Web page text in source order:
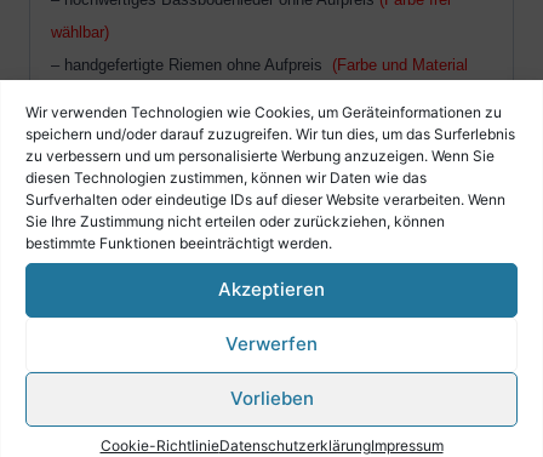
Wir verwenden Technologien wie Cookies, um Geräteinformationen zu
speichern und/oder darauf zuzugreifen. Wir tun dies, um das Surferlebnis
zu verbessern und um personalisierte Werbung anzuzeigen. Wenn Sie
diesen Technologien zustimmen, können wir Daten wie das
Surfverhalten oder eindeutige IDs auf dieser Website verarbeiten. Wenn
Sie Ihre Zustimmung nicht erteilen oder zurückziehen, können
bestimmte Funktionen beeinträchtigt werden.
Akzeptieren
Verwerfen
Vorlieben
Cookie-RichtlinieDatenschutzerklärungImpressum
wählbar)
– handgefertigte Riemen ohne Aufpreis (Farbe und Material
Rucksack, Riemen, Bassbodenleder oder auch Holzknöpfe
können von ihnen frei gewählt werden. Die Harmonika wird
Die verschiedenen Rucksäcke, Riemen, Bassbodenleder
sowie Knöpfe finden Sie unter unseren Angeboten.